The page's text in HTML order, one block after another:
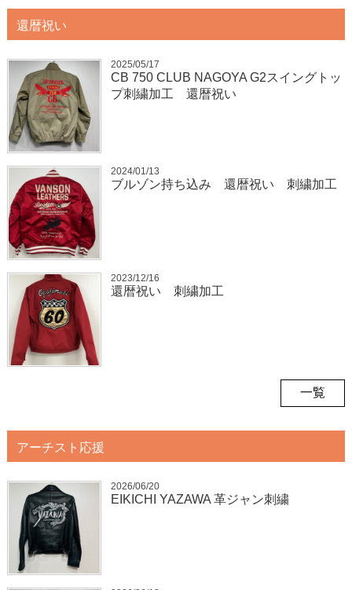
還暦祝い
2025/05/17
CB 750 CLUB NAGOYA G2スイングトッ
プ刺繍加工 還暦祝い
2024/01/13
ブルゾン持ち込み 還暦祝い 刺繍加工
2023/12/16
還暦祝い 刺繍加工
一覧
アーチスト応援
2026/06/20
EIKICHI YAZAWA 革ジャン刺繍